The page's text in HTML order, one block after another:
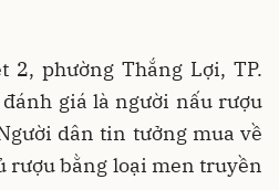
2, phường Thắng Lợi, TP.
giá là người nấu rượu
dân tin tưởng mua về
rượu bằng loại men truyền